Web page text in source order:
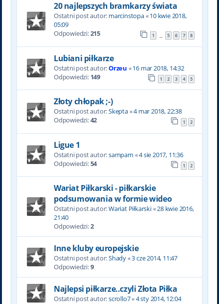
20 najlepszych bramkarzy świata
Ostatni post autor: marcinstopa«10 kwie 2018,
05:09
Odpowiedzi:215 1 … 5 6 7 8
Lubiani piłkarze
Ostatni post autor:Orzeu «16 mar 2018, 14:32
Odpowiedzi: 149 1 2 3 4 5
Złoty chłopak ;-)
Ostatni post autor:Skepta«4 mar 2018, 22:38
Odpowiedzi:42 1 2
Ligue 1
Ostatni post autor:sampam «4 sie 2017, 11:36
Odpowiedzi:54 1 2
Wariat Piłkarski - piłkarskie
podsumowania w formie wideo
Ostatni post autor:Wariat Piłkarski«28 kwie 2016,
21:40
Odpowiedzi:2
Inne kluby europejskie
Ostatni post autor:Shady«3 cze 2014, 11:47
Odpowiedzi:9
Najlepsi piłkarze..czyli Złota Piłka
Ostatni post autor:scrollo7«4 sty 2014, 12:04